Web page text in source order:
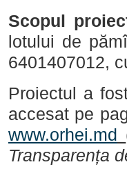
Scopul
lotului de
6401407012,
Proiectul a
accesat pe
www.orhei.md
Transparența